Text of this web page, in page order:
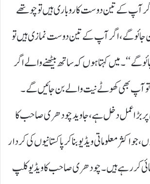
آپ کے تین دوست کاروباری ہیں تو چوتھے
گے، اگر آپ کے تین دوست نمازی ہیں تو
‘‘۔ میں کہتا ہوں کہ ساتھ بیٹھنے والے اگر
تو آپ بھی کھوٹے نیت والے بن جائیں گے۔
پر بڑا عمل دخل ہے، جاوید چودھری صاحب کا
اکثر معلوماتی ویڈیو بنا کر پاکستانیوں کی کردار
کر رہے ہیں۔ چودھری صاحب کا ویڈیو کلپ